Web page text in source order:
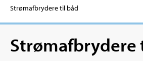
Strømafbrydere til båd
Strømafbrydere